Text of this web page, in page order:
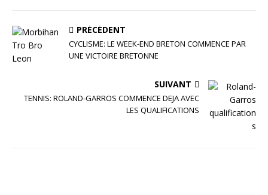
PRÉCÉDENT
CYCLISME: LE WEEK-END BRETON COMMENCE PAR
UNE VICTOIRE BRETONNE
SUIVANT
TENNIS: ROLAND-GARROS COMMENCE DEJA AVEC
LES QUALIFICATIONS